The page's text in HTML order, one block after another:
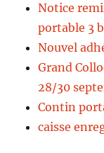
Notice
portable 3
Nouvel
Grand
28/30
Contin
caisse